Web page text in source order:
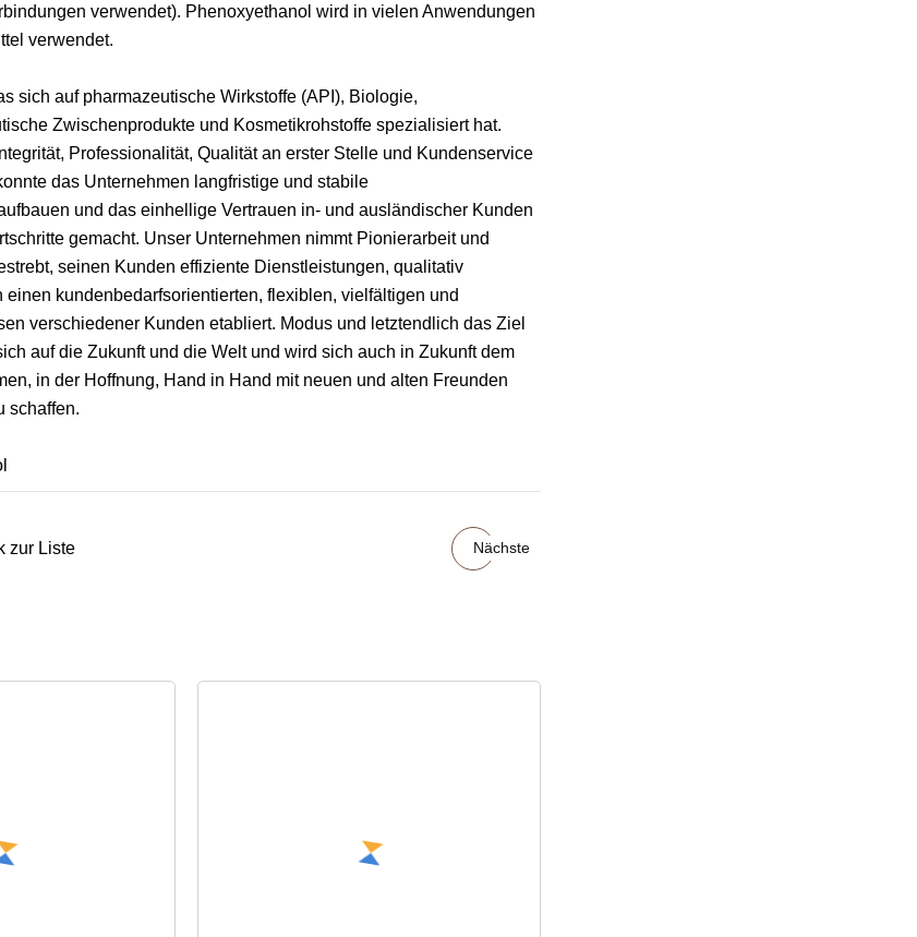
verwendet). Phenoxyethanol wird in vielen Anwendungen
verwendet.
sich auf pharmazeutische Wirkstoffe (API), Biologie,
Zwischenprodukte und Kosmetikrohstoffe spezialisiert hat.
Professionalität, Qualität an erster Stelle und Kundenservice
das Unternehmen langfristige und stabile
und das einhellige Vertrauen in- und ausländischer Kunden
gemacht. Unser Unternehmen nimmt Pionierarbeit und
seinen Kunden effiziente Dienstleistungen, qualitativ
kundenbedarfsorientierten, flexiblen, vielfältigen und
verschiedener Kunden etabliert. Modus und letztendlich das Ziel
auf die Zukunft und die Welt und wird sich auch in Zukunft dem
in der Hoffnung, Hand in Hand mit neuen und alten Freunden
schaffen.
zur Liste Nächste